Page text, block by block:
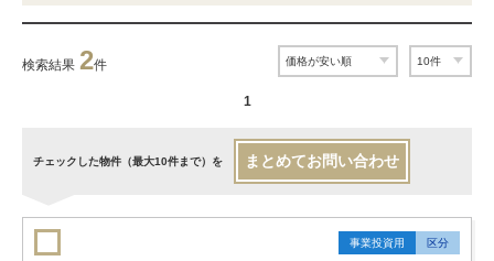
検索結果 2件
1
チェックした物件（最大10件まで）を まとめてお問い合わせ
事業投資用 区分